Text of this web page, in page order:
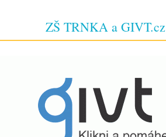
ZŠ TRNKA a GIVT.cz